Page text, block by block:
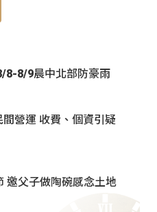
8-8/9晨中北部防豪雨
營運 收費、個資引疑
邀父子做陶碗感念土地